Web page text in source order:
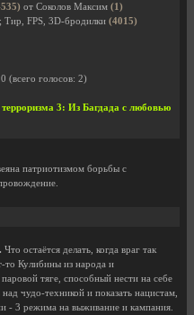
от Соколов Максим (1)
; Тир, FPS, 3D-бродилки (4015)
(всего голосов: 2)
3: Из Багдада с любовью
патриотизмом борьбы с
Что остаётся делать, когда враг так
то Кулибины из народа и
тяге, способный нести на себе
чудо-техникой и показать нацистам,
- 3 режима на выживание и кампания.